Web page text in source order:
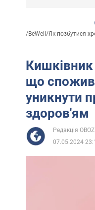
/BeWell/Як позбутися
що
уникнути
здоров'ям
Редакція OBOZ
07.05.2024